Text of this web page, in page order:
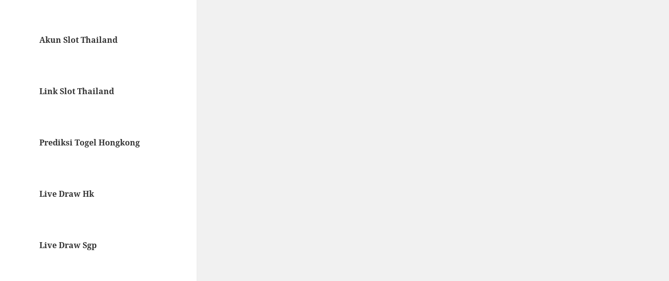
Akun Slot Thailand
Link Slot Thailand
Prediksi Togel Hongkong
Live Draw Hk
Live Draw Sgp